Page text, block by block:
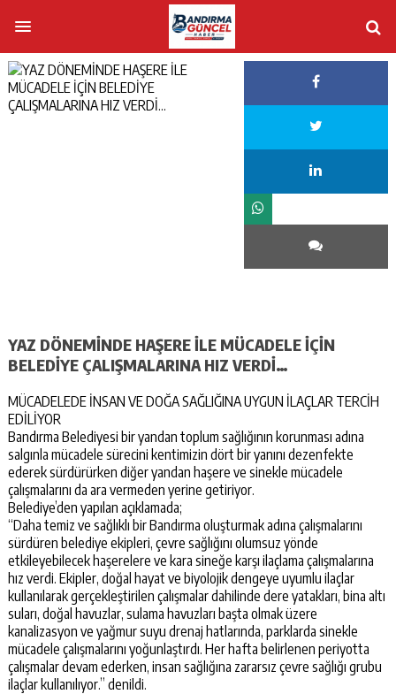
YAZ DÖNEMİNDE HAŞERE İLE MÜCADELE İÇİN
BELEDİYE ÇALIŞMALARINA HIZ VERDİ…
MÜCADELEDE İNSAN VE DOĞA SAĞLIĞINA UYGUN İLAÇLAR TERCİH
EDİLİYOR
Bandırma Belediyesi bir yandan toplum sağlığının korunması adına
salgınla mücadele sürecini kentimizin dört bir yanını dezenfekte
ederek sürdürürken diğer yandan haşere ve sinekle mücadele
çalışmalarını da ara vermeden yerine getiriyor.
Belediye’den yapılan açıklamada;
“Daha temiz ve sağlıklı bir Bandırma oluşturmak adına çalışmalarını
sürdüren belediye ekipleri, çevre sağlığını olumsuz yönde
etkileyebilecek haşerelere ve kara sineğe karşı ilaçlama çalışmalarına
hız verdi. Ekipler, doğal hayat ve biyolojik dengeye uyumlu ilaçlar
kullanılarak gerçekleştirilen çalışmalar dahilinde dere yatakları, bina altı
suları, doğal havuzlar, sulama havuzları başta olmak üzere
kanalizasyon ve yağmur suyu drenaj hatlarında, parklarda sinekle
mücadele çalışmalarını yoğunlaştırdı. Her hafta belirlenen periyotta
çalışmalar devam ederken, insan sağlığına zararsız çevre sağlığı grubu
ilaçlar kullanılıyor.” denildi.